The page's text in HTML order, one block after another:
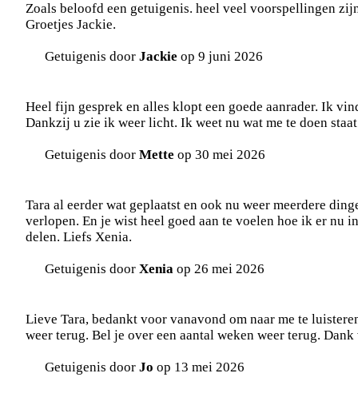
Zoals beloofd een getuigenis. heel veel voorspellingen
Groetjes Jackie.
Getuigenis door Jackie op 9 juni 2026
Heel fijn gesprek en alles klopt een goede aanrader. Ik
Dankzij u zie ik weer licht. Ik weet nu wat me te doen
Getuigenis door Mette op 30 mei 2026
Tara al eerder wat geplaatst en ook nu weer meerdere
verlopen. En je wist heel goed aan te voelen hoe ik er nu
delen. Liefs Xenia.
Getuigenis door Xenia op 26 mei 2026
Lieve Tara, bedankt voor vanavond om naar me te
weer terug. Bel je over een aantal weken weer terug.
Getuigenis door Jo op 13 mei 2026